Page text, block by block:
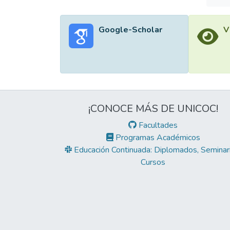
Google-Scholar
¡CONOCE MÁS DE UNICOC!
Facultades
Programas Académicos
Educación Continuada: Diplomados,
Cursos